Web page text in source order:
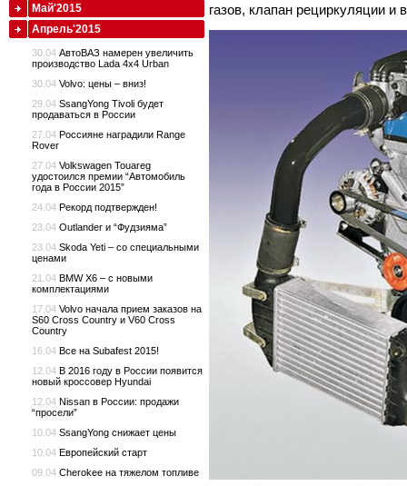
газов, клапан рециркуляции и
Май'2015
Апрель'2015
30.04 АвтоВАЗ намерен увеличить
производство Lada 4x4 Urban
30.04 Volvo: цены – вниз!
29.04 SsangYong Tivoli будет
продаваться в России
27.04 Россияне наградили Range
Rover
27.04 Volkswagen Touareg
удостоился премии “Автомобиль
года в России 2015”
24.04 Рекорд подтвержден!
23.04 Outlander и “Фудзияма”
23.04 Skoda Yeti – со специальными
ценами
21.04 BMW X6 – с новыми
комплектациями
17.04 Volvo начала прием заказов на
S60 Cross Country и V60 Cross
Country
16.04 Все на Subafest 2015!
12.04 В 2016 году в России появится
новый кроссовер Hyundai
12.04 Nissan в России: продажи
“просели”
10.04 SsangYong снижает цены
10.04 Европейский старт
09.04 Cherokee на тяжелом топливе